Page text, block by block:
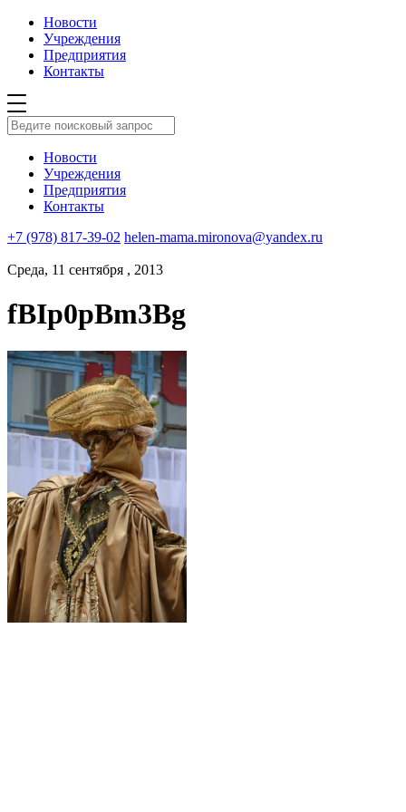
Новости
Учреждения
Предприятия
Контакты
Новости
Учреждения
Предприятия
Контакты
+7 (978) 817-39-02 helen-mama.mironova@yandex.ru
Среда, 11 сентября , 2013
fBIp0pBm3Bg